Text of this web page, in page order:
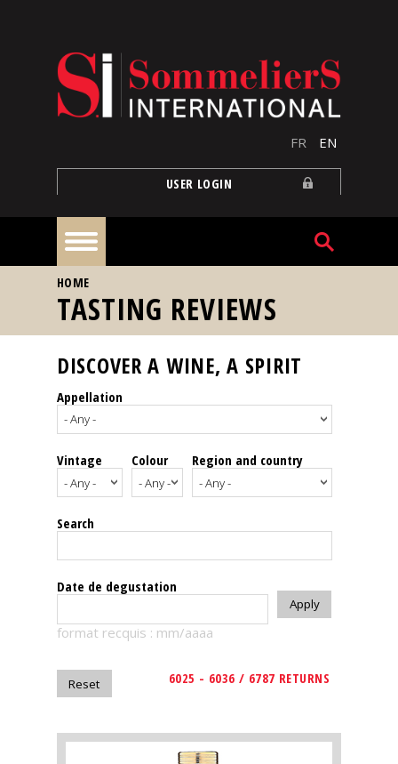
FR EN
USER LOGIN
Home
Our
events
Spirits
Tasting
reviews
The
magazine
Magazine
YOU ARE HERE
HOME
TASTING REVIEWS
DISCOVER A WINE, A SPIRIT
Appellation
Vintage Colour Region and country
Search
Date de degustation
format recquis : mm/aaaa
6025 - 6036 / 6787 RETURNS